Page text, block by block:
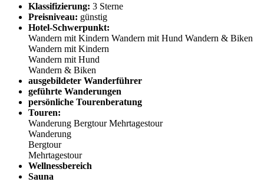
Klassifizierung: 3 Sterne
Preisniveau: günstig
Hotel-Schwerpunkt:
Wandern mit Kindern Wandern mit Hund Wandern & Biken
Wandern mit Kindern
Wandern mit Hund
Wandern & Biken
ausgebildeter Wanderführer
geführte Wanderungen
persönliche Tourenberatung
Touren:
Wanderung BergtourMehrtagestour
Wanderung
Bergtour
Mehrtagestour
Wellnessbereich
Sauna